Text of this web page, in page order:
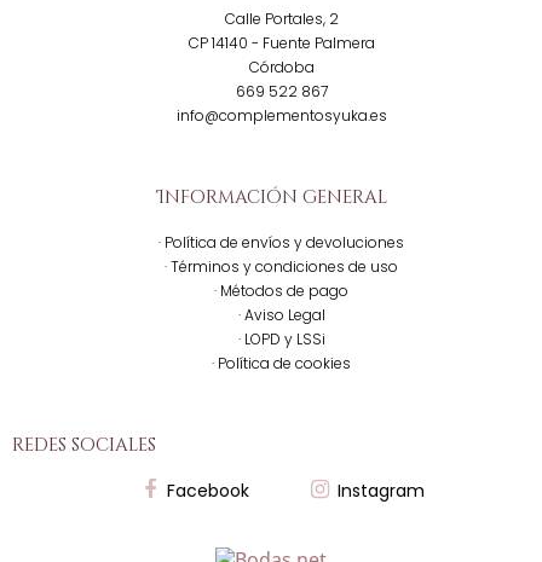
Calle Portales, 2
CP 14140 - Fuente Palmera
Córdoba
669 522 867
info@complementosyuka.es
Información general
· Política de envíos y devoluciones
· Términos y condiciones de uso
· Métodos de pago
· Aviso Legal
· LOPD y LSSi
· Política de cookies
redes sociales
Facebook Instagram